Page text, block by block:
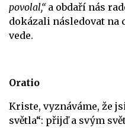
povolal,“a obdaří nás
dokázali následovat na
vede.
Oratio
Kriste, vyznáváme, že
světla“: přijď a svým